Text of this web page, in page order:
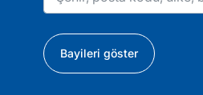
Bayileri göster